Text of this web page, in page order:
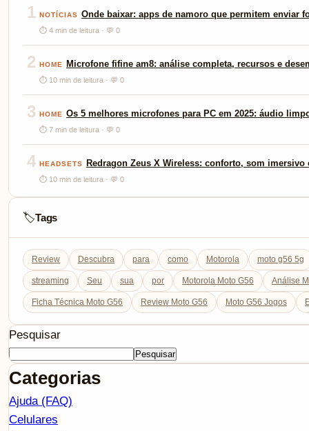
1 NOTÍCIAS Onde baixar: apps de namoro que permitem enviar
⏱ 4 min de leitura · 💬 0
2 HOME Microfone fifine am8: análise completa, recursos e
⏱ 10 min de leitura · 💬 0
3 HOME Os 5 melhores microfones para PC em 2025: áudio
⏱ 7 min de leitura · 💬 0
4 HEADSETS Redragon Zeus X Wireless: conforto, som
⏱ 10 min de leitura · 💬 0
🏷️Tags
Review Descubra para como Motorola moto g56 5g
streaming Seu sua por Motorola Moto G56 Análise
Ficha Técnica Moto G56 Review Moto G56 Moto G56 Jogos
Pesquisar
Pesquisar
Categorias
Ajuda (FAQ)
Celulares